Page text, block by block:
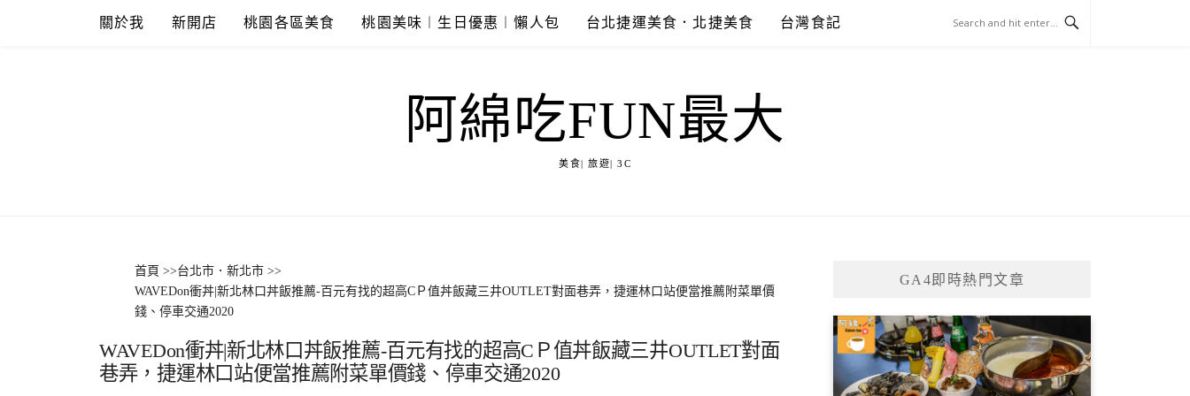
關於我 新開店 桃園各區美食 桃園美味︱生日優惠︱懶人包 台北捷運美食．北捷美食 台灣食記
阿綿吃FUN最大
美食| 旅遊| 3C
首頁 >>台北市．新北市 >>
WAVEDon衝丼|新北林口丼飯推薦-百元有找的超高CＰ值丼飯藏三井OUTLET對面巷弄，捷運林口站便當推薦附菜單價
錢、停車交通2020
WAVEDon衝丼|新北林口丼飯推薦-百元有找的超高CＰ值丼飯藏三井OUTLET對面
巷弄，捷運林口站便當推薦附菜單價錢、停車交通2020
GA4即時熱門文章